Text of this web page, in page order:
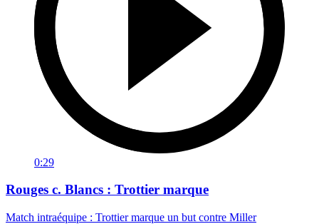
0:29
Rouges c. Blancs : Trottier marque
Match intraéquipe : Trottier marque un but contre Miller